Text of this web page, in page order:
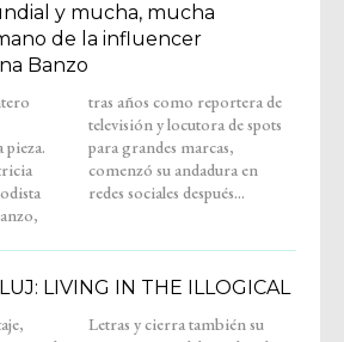
y mucha, mucha
de la influencer
Banzo
pieza.
de
redes sociales después...
LIVING IN THE ILLOGICAL
su